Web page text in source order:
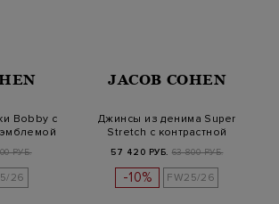
Bobby с
РУБ.
26
JACOB COHEN
Джинсы из денима Super
Stretch с контрастной
57 420 РУБ. 63 800 РУБ.
-10% FW25/26